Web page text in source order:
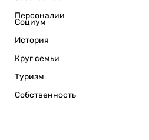
Персоналии
Социум
История
Круг семьи
Туризм
Собственность